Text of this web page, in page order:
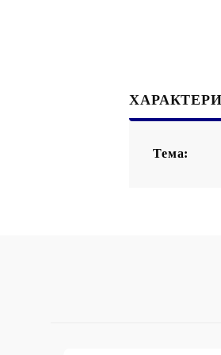
ТАМПОНИ И МАСТИЛА
Тема: